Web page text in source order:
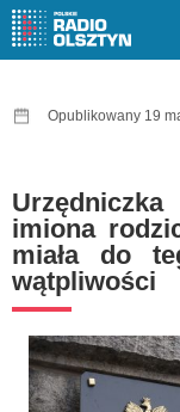
Opublikowany 19
imiona
miała do
wątpliwości